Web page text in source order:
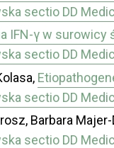
sectio DD
IFN-γ w surowicy
sectio DD
sectio DD
Barbara
sectio DD